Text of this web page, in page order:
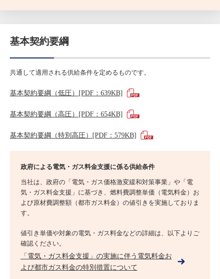
基本契約要綱
共通して適用される供給条件を定めるものです。
基本契約要綱（低圧）[PDF：639KB]
基本契約要綱（高圧）[PDF：654KB]
基本契約要綱（特別高圧）[PDF：579KB]
政府による電気・ガス料金支援に係る供給条件
当社は、政府の「電気・ガス価格激変緩和対策事業」や「電
気・ガス料金支援」に基づき、燃料費調整単価（電気料金）お
よび原材費調整額（都市ガス料金）の値引きを実施しておりま
す。
値引き単価や対象の電気・ガス料金などの詳細は、以下よりご
確認ください。
「電気・ガス料金支援」の実施に伴う電気料金お
よび都市ガス料金の特別措置について